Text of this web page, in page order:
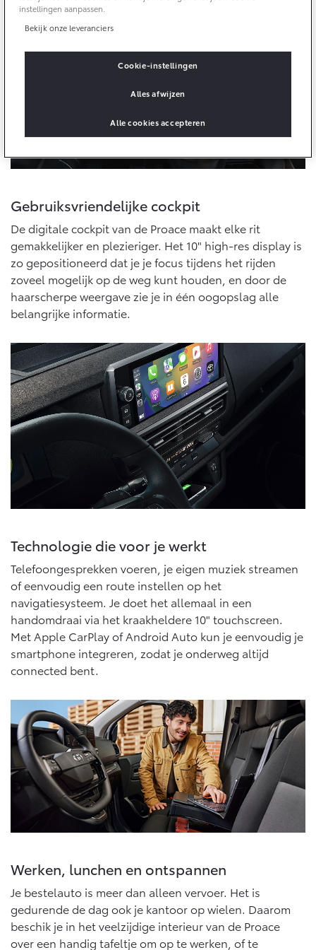
BATTERIJ-ELEKTRISCH
Vanaf € 39.995,-
BATTERIJ-ELEKTRISCH
Vanaf € 48.995,-
Mirai
WATERSTOF-ELEKTRISCH
Vanaf € 76.695,-
Proace City (excl. BTW)
OOK ALS BATTERIJ-
ELEKTRISCH
Proace (excl. BTW)
OOK ALS BATTERIJ-
ELEKTRISCH
Proace Verso
BATTERIJ-ELEKTRISCH
Vanaf € 55.950,-
OOK ALS BATTERIJ-
ELEKTRISCH
Vanaf € 46.301,-
OOK ALS BATTERIJ-
ELEKTRISCH
Vanaf € 56.570,-
Vanaf € 89.986,-
ergonomische bediening uitgerust aankomt.
Gebruiksvriendelijke cockpit
De digitale cockpit van de Proace maakt elke rit
gemakkelijker en plezieriger. Het 10" high-res display is
zo gepositioneerd dat je je focus tijdens het rijden
zoveel mogelijk op de weg kunt houden, en door de
haarscherpe weergave zie je in één oogopslag alle
belangrijke informatie.
Technologie die voor je werkt
Telefoongesprekken voeren, je eigen muziek streamen
of eenvoudig een route instellen op het
navigatiesysteem. Je doet het allemaal in een
handomdraai via het kraakheldere 10" touchscreen.
Met Apple CarPlay of Android Auto kun je eenvoudig je
smartphone integreren, zodat je onderweg altijd
connected bent.
Werken, lunchen en ontspannen
Je bestelauto is meer dan alleen vervoer. Het is
gedurende de dag ook je kantoor op wielen. Daarom
beschik je in het veelzijdige interieur van de Proace
over een handig tafeltje om op te werken, of te
instellingen aanpassen.
Bekijk onze leveranciers
Cookie-instellingen
Alles afwijzen
Alle cookies accepteren